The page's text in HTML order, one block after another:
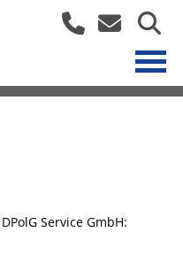
Service GmbH: